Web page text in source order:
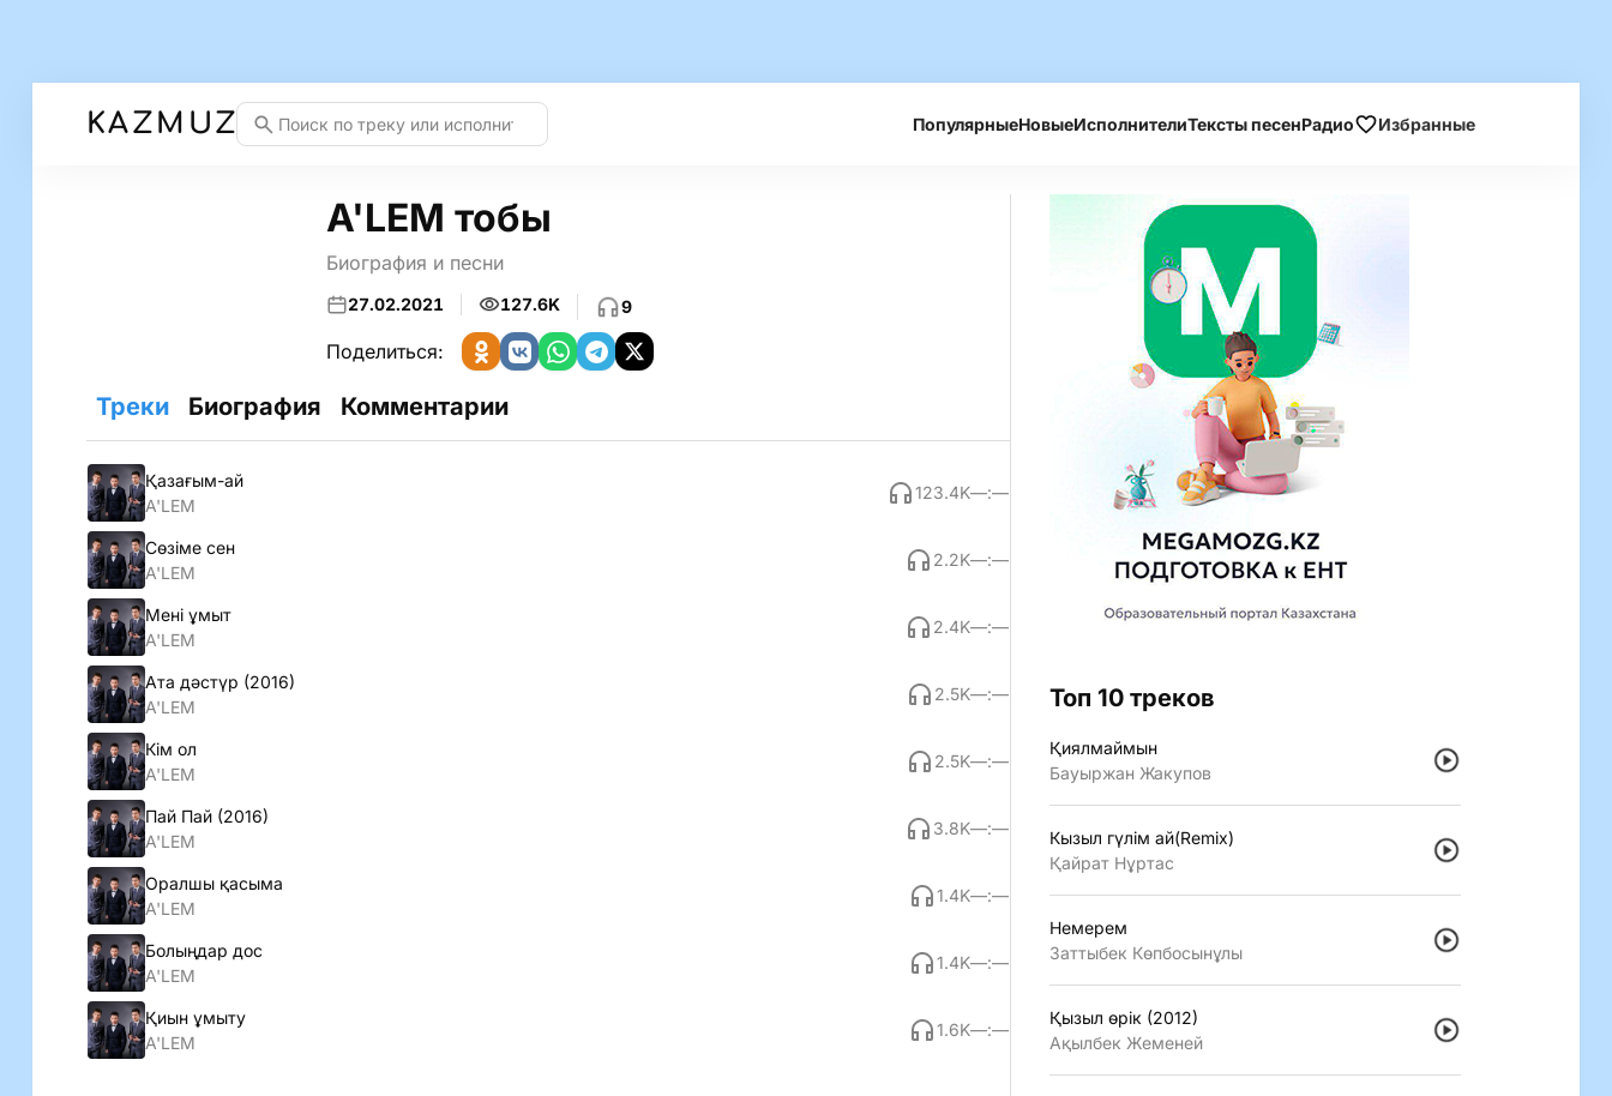
KAZMUZ ПопулярныеНовыеИсполнителиТексты песенРадио Избранные
A'LEM тобы
Биография и песни
27.02.2021 127.6K 9
Поделиться:
Треки Биография Комментарии
Қазағым-ай
A'LEM
123.4K—:—
Сөзіме сен
A'LEM
2.2K—:—
Мені ұмыт
A'LEM
2.4K—:—
Ата дәстүр (2016)
A'LEM
2.5K—:—
Кім ол
A'LEM
2.5K—:—
Пай Пай (2016)
A'LEM
3.8K—:—
Оралшы қасыма
A'LEM
1.4K—:—
Болыңдар дос
A'LEM
1.4K—:—
Қиын ұмыту
A'LEM
1.6K—:—
Топ 10 треков
Қиялмаймын
Бауыржан Жакупов
Кызыл гүлiм ай(Remix)
Қайрат Нұртас
Немерем
Заттыбек Көпбосынұлы
Қызыл өрiк (2012)
Ақылбек Жеменей